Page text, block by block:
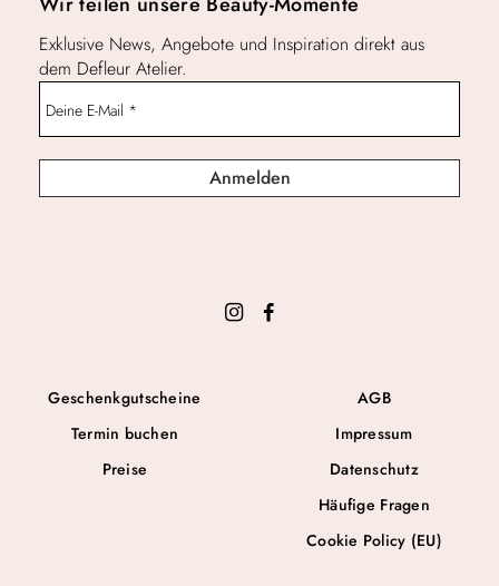
Geschenkgutscheine
Termin buchen
Preise
AGB
Impressum
Datenschutz
Häufige Fragen
Cookie Policy (EU)
Exklusive News, Angebote und Inspiration direkt aus
dem Defleur Atelier.